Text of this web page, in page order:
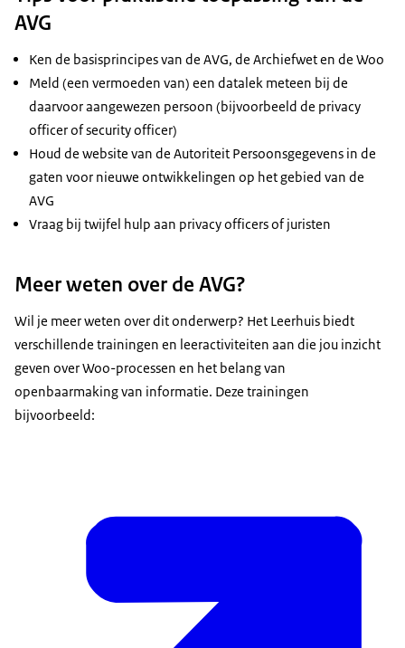
AVG
Ken de basisprincipes van de AVG, de Archiefwet en de Woo
Meld (een vermoeden van) een datalek meteen bij de
daarvoor aangewezen persoon (bijvoorbeeld de privacy
officer of security officer)
Houd de website van de Autoriteit Persoonsgegevens in de
gaten voor nieuwe ontwikkelingen op het gebied van de
AVG
Vraag bij twijfel hulp aan privacy officers of juristen
Meer weten over de AVG?
Wil je meer weten over dit onderwerp? Het Leerhuis biedt
verschillende trainingen en leeractiviteiten aan die jou inzicht
geven over Woo-processen en het belang van
openbaarmaking van informatie. Deze trainingen
bijvoorbeeld: